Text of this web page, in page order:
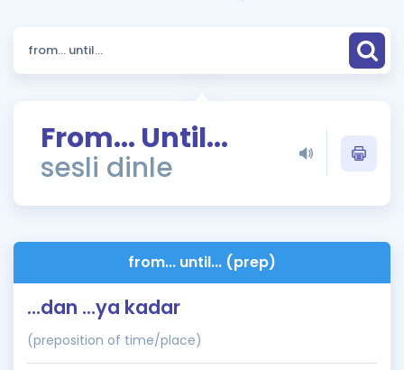
ÖSYM Sınav Takvimi
Kampanyalar
İngilizce Gramer
From... Until...
sesli dinle
from... until... (prep)
...dan ...ya kadar
(preposition of time/place)